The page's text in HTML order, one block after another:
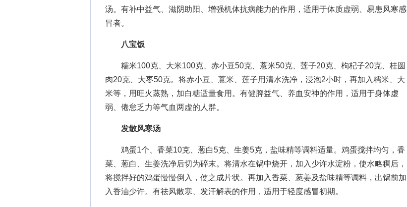
汤。有补中益气、滋阴助阳、增强机体抗病能力的作用，适用于体质虚弱、易患风寒感
冒者。
八宝饭
糯米100克、大米100克、赤小豆50克、薏米50克、莲子20克、枸杞子20克、桂圆
肉20克、大枣50克。将赤小豆、薏米、莲子用清水洗净，浸泡2小时，再加入糯米、大
米等，用旺火蒸熟，加白糖适量食用。有健脾益气、养血安神的作用，适用于身体虚
弱、倦怠乏力等气血两虚的人群。
发散风寒汤
鸡蛋1个、香菜10克、葱白5克、生姜5克，盐味精等调料适量。鸡蛋搅拌均匀，香
菜、葱白、生姜洗净后切为碎末。将清水在锅中烧开，加入少许水淀粉，使水略稠后，
将搅拌好的鸡蛋慢慢倒入，使之成片状。再加入香菜、葱姜及盐味精等调料，出锅前加
入香油少许。有祛风散寒、发汗解表的作用，适用于轻度感冒初期。